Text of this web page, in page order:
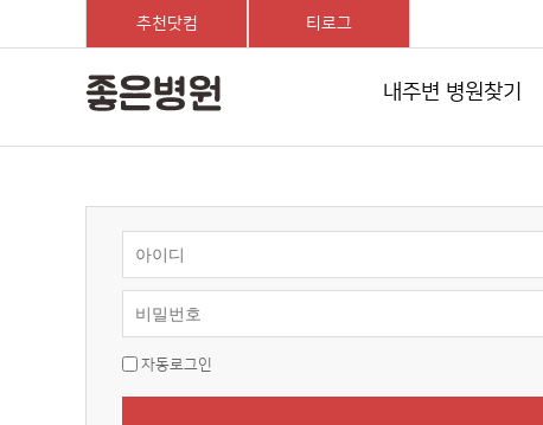
추천닷컴 티로그
내주변 병원찾기
원
로
그
인
자동로그인